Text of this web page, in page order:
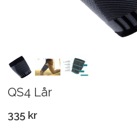
QS4 Lår
335 kr